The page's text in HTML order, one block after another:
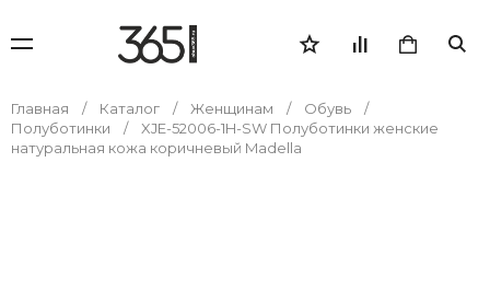
Главная Каталог Женщинам
Обувь
Полуботинки
XJE-52006-1H-SW Полуботинки женские
натуральная кожа коричневый Madella